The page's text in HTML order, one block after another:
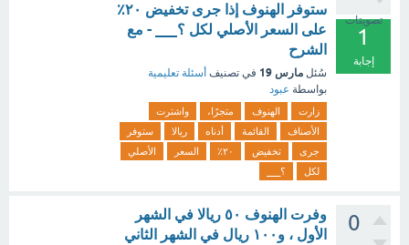
تصويتات
1
إجابة
ستوفر الهنوف إذا جرى تخفيض ٢٠٪
على السعر الأصلي لكل ؟___ - مع
الشرح
سُئل مارس 19 في تصنيف أسئلة تعليمية
بواسطة عبود
زارت الهنوف متجرًا،
واشترت
الأصناف
القائمة أدناه ريالا
ستوفر
جرى
تخفيض ٢٠٪ السعر
الأصلي
لكل
؟___
0
وفرت الهنوف ٥٠ ريالا في الشهر
الأول ، و١٠٠ ريال في الشهر الثاني